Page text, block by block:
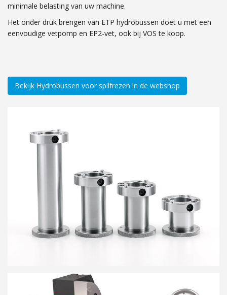
minimale belasting van uw machine.
Het onder druk brengen van ETP hydrobussen doet u met een
eenvoudige vetpomp en EP2-vet, ook bij VOS te koop.
Bekijk Hydrobussen voor spilfrezen in de webshop